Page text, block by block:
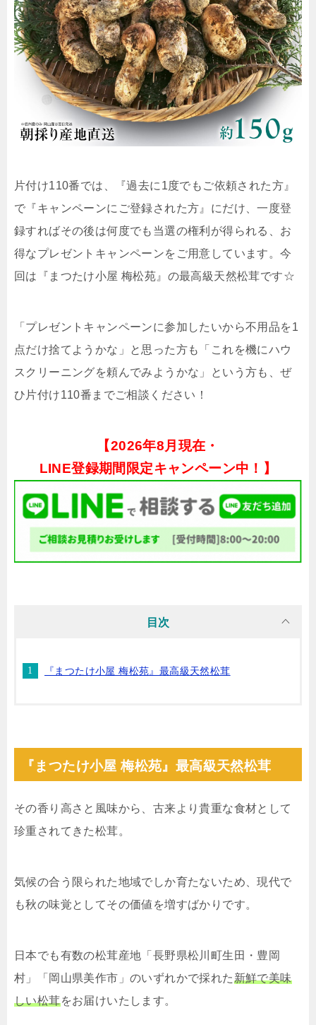
片付け110番では、『過去に1度でもご依頼された方』
で『キャンペーンにご登録された方』にだけ、一度登
録すればその後は何度でも当選の権利が得られる、お
得なプレゼントキャンペーンをご用意しています。今
回は『まつたけ小屋 梅松苑』の最高級天然松茸です☆
「プレゼントキャンペーンに参加したいから不用品を1
点だけ捨てようかな」と思った方も「これを機にハウ
スクリーニングを頼んでみようかな」という方も、ぜ
ひ片付け110番までご相談ください！
【2026年8月現在・
LINE登録期間限定キャンペーン中！】
目次
『まつたけ小屋 梅松苑』最高級天然松茸
『まつたけ小屋 梅松苑』最高級天然松茸
その香り高さと風味から、古来より貴重な食材として
珍重されてきた松茸。
気候の合う限られた地域でしか育たないため、現代で
も秋の味覚としてその価値を増すばかりです。
日本でも有数の松茸産地「長野県松川町生田・豊岡
村」「岡山県美作市」のいずれかで採れた新鮮で美味
しい松茸をお届けいたします。